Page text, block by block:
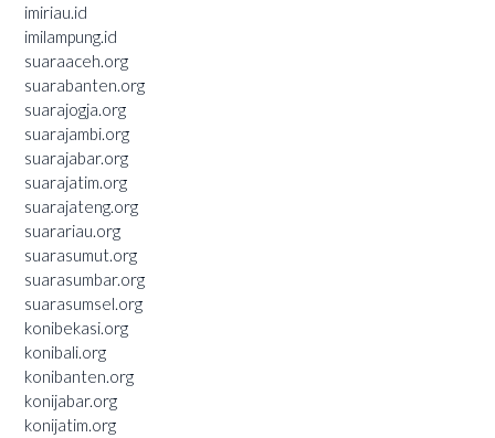
imiriau.id
imilampung.id
suaraaceh.org
suarabanten.org
suarajogja.org
suarajambi.org
suarajabar.org
suarajatim.org
suarajateng.org
suarariau.org
suarasumut.org
suarasumbar.org
suarasumsel.org
konibekasi.org
konibali.org
konibanten.org
konijabar.org
konijatim.org